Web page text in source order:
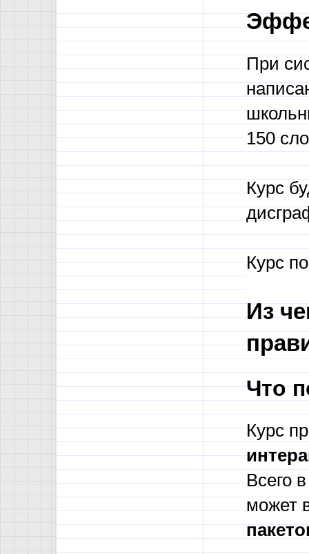
При
150
Курс
Курс
Из
Что
Курс
Всего
может